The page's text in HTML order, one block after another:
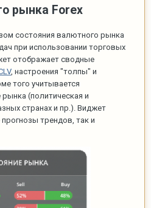
рынка Forex
состояния валютного рынка
при использовании торговых
отображает сводные
, настроения "толпы" и
того учитывается
(политическая и
странах и пр.). Виджет
трендов, так и